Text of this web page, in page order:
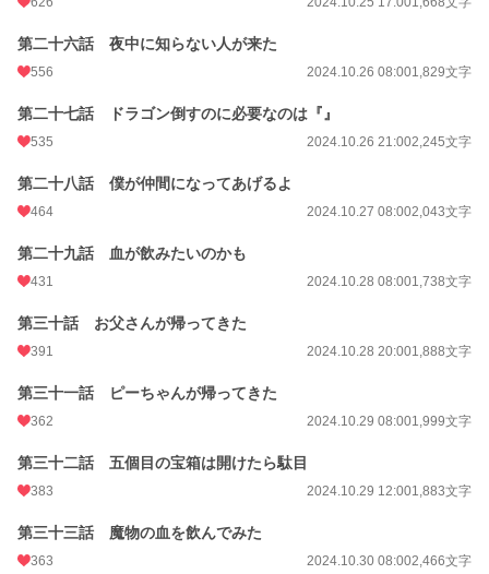
第二十六話 夜中に知らない人が来た
556 2024.10.26 08:001,829文字
第二十七話 ドラゴン倒すのに必要なのは『』
535 2024.10.26 21:002,245文字
第二十八話 僕が仲間になってあげるよ
464 2024.10.27 08:002,043文字
第二十九話 血が飲みたいのかも
431 2024.10.28 08:001,738文字
第三十話 お父さんが帰ってきた
391 2024.10.28 20:001,888文字
第三十一話 ピーちゃんが帰ってきた
362 2024.10.29 08:001,999文字
第三十二話 五個目の宝箱は開けたら駄目
383 2024.10.29 12:001,883文字
第三十三話 魔物の血を飲んでみた
363 2024.10.30 08:002,466文字